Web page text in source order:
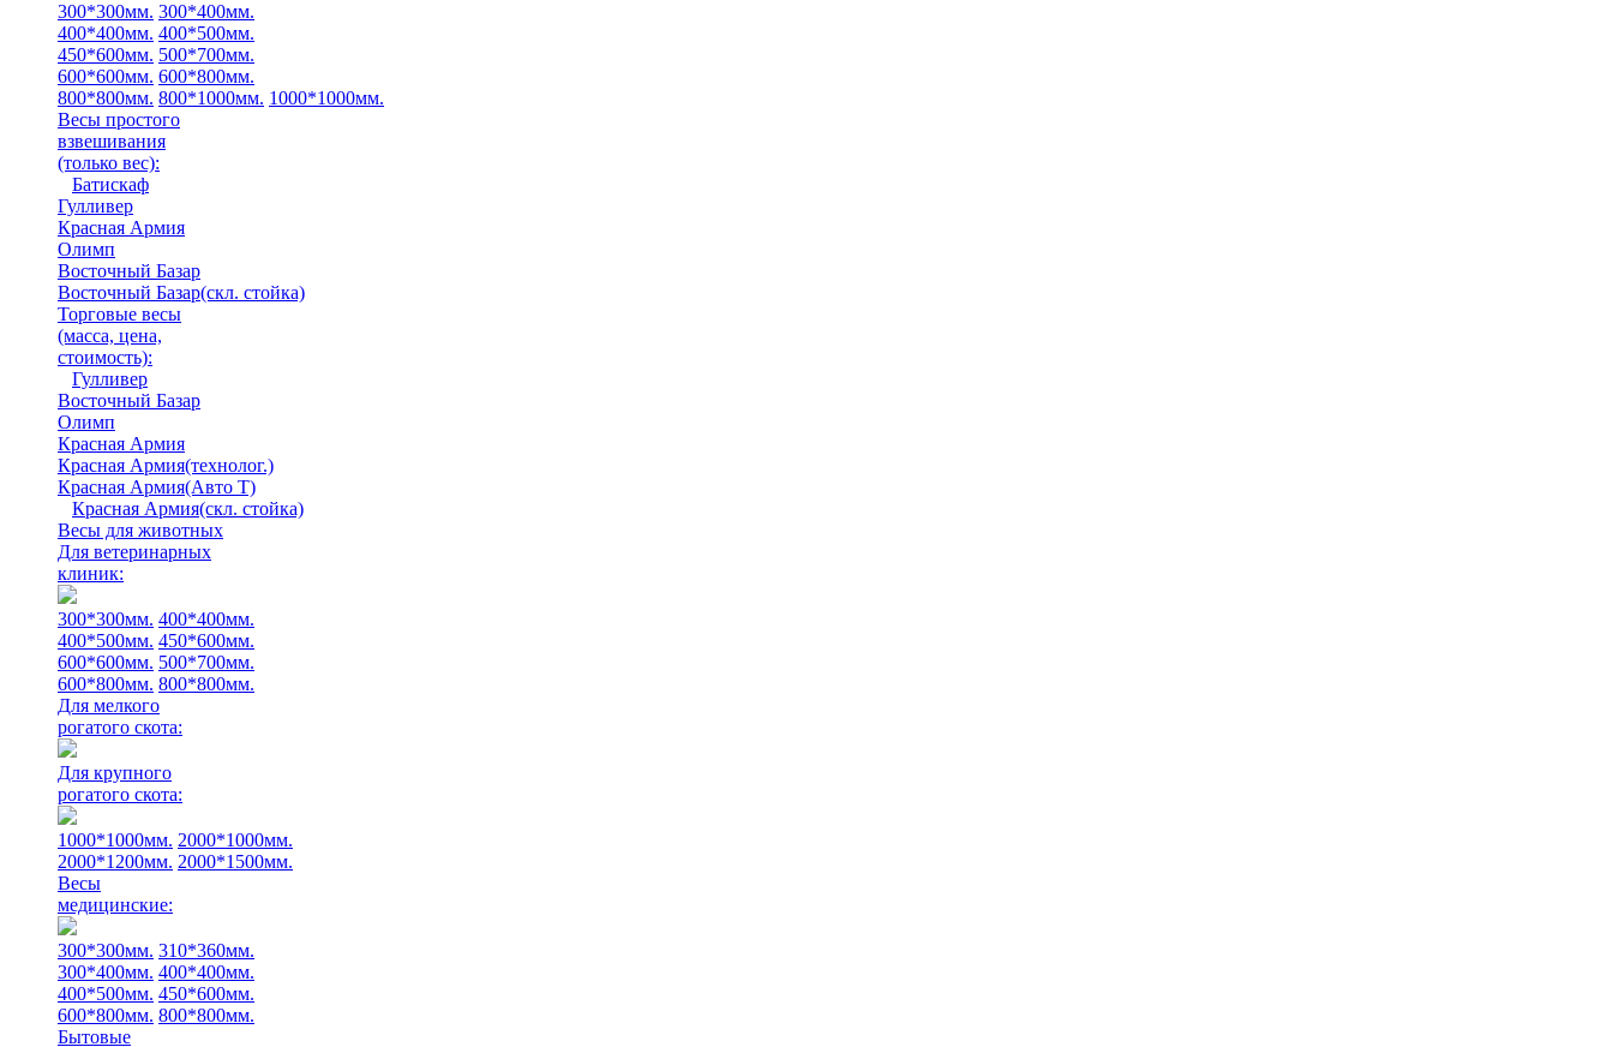
300*300мм. 300*400мм.
400*400мм. 400*500мм.
450*600мм. 500*700мм.
600*600мм. 600*800мм.
800*800мм. 800*1000мм. 1000*1000мм.
Весы простого
взвешивания
(только вес):
Батискаф
Гулливер
Красная Армия
Олимп
Восточный Базар
Восточный Базар(скл. стойка)
Торговые весы
(масса, цена,
стоимость):
Гулливер
Восточный Базар
Олимп
Красная Армия
Красная Армия(технолог.)
Красная Армия(Авто Т)
Красная Армия(скл. стойка)
Весы для животных
Для ветеринарных
клиник:
300*300мм. 400*400мм.
400*500мм. 450*600мм.
600*600мм. 500*700мм.
600*800мм. 800*800мм.
Для мелкого
рогатого скота:
Для крупного
рогатого скота:
1000*1000мм. 2000*1000мм.
2000*1200мм. 2000*1500мм.
Весы
медицинские:
300*300мм. 310*360мм.
300*400мм. 400*400мм.
400*500мм. 450*600мм.
600*800мм. 800*800мм.
Бытовые